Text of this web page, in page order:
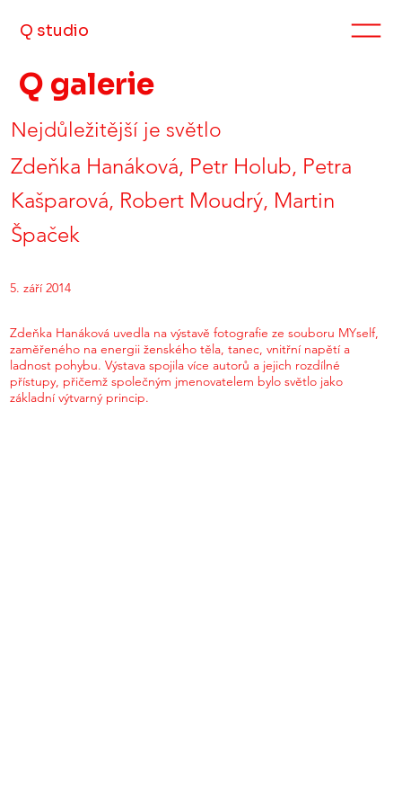
Q studio
Q galerie
Nejdůležitější je světlo
Zdeňka Hanáková, Petr Holub, Petra
Kašparová, Robert Moudrý, Martin
Špaček
5. září 2014
Zdeňka Hanáková uvedla na výstavě fotografie ze souboru MYself,
zaměřeného na energii ženského těla, tanec, vnitřní napětí a
ladnost pohybu. Výstava spojila více autorů a jejich rozdílné
přístupy, přičemž společným jmenovatelem bylo světlo jako
základní výtvarný princip.